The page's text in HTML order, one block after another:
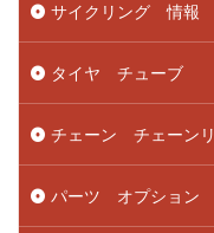
サイクリング 情報
タイヤ チューブ
チェーン チェーン
パーツ オプション